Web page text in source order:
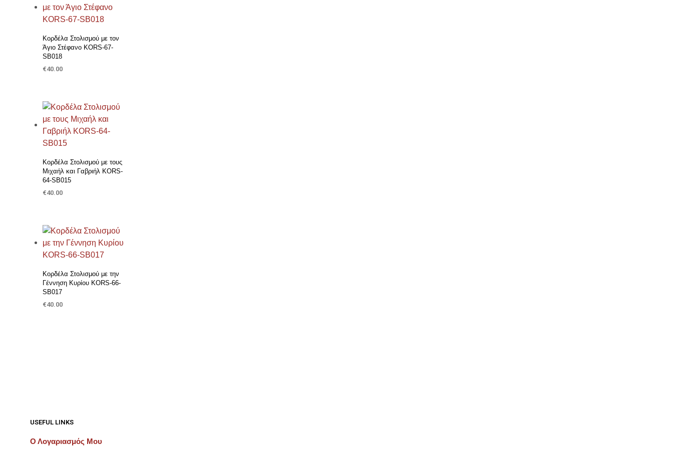
Προσθήκη στη Λίστα Επιθυμιών
Κορδέλα Στολισμού με τον
Άγιο Στέφανο KORS-67-
SB018
€40.00
Προσθήκη στη Λίστα Επιθυμιών
Κορδέλα Στολισμού με τους
Μιχαήλ και Γαβριήλ KORS-
64-SB015
€40.00
Προσθήκη στη Λίστα Επιθυμιών
Κορδέλα Στολισμού με την
Γέννηση Κυρίου KORS-66-
SB017
€40.00
USEFUL LINKS
Ο Λογαριασμός Μου